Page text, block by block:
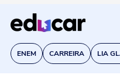
ENEM CARREIRA LIA